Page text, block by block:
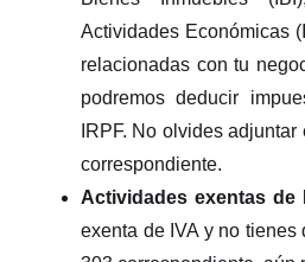
Actividades Económicas
relacionadas con tu
podremos deducir
IRPF. No olvides
correspondiente.
Actividades exentas de
exenta de IVA y no